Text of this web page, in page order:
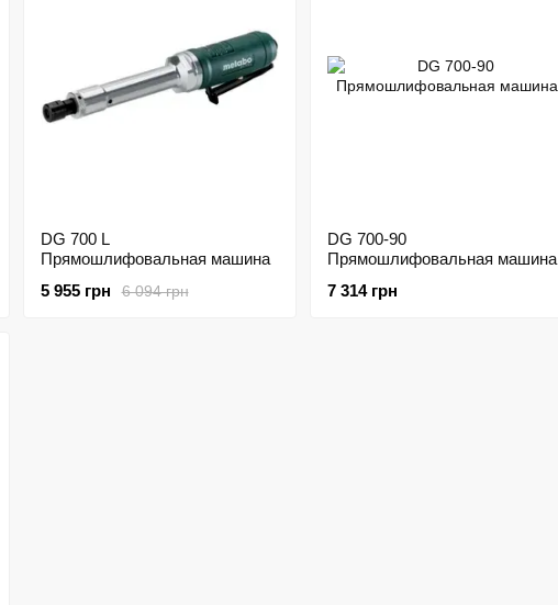
DG 700 L
Прямошлифовальная машина
6 094 грн
5 955 грн
DG 700-90
Прямошлифовальная машина
7 314 грн